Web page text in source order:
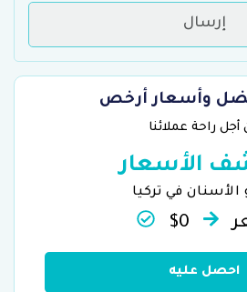
إرسال
وأسعار أرخص
أجل راحة عملائنا
الأسعار
في تركيا
$0
احصل عليه